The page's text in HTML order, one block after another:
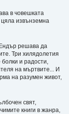
в човешката
извънземна
решава да
Три хилядолетия
болки и радости,
на мъртвите... И
на разумен живот,
свят,
книги в жанра,